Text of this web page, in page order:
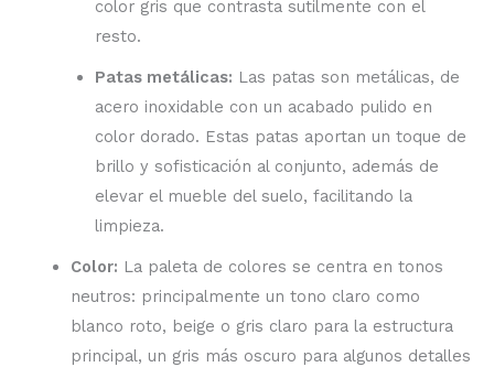
color gris que contrasta sutilmente con el
resto.
Patas metálicas: Las patas son metálicas, de
acero inoxidable con un acabado pulido en
color dorado. Estas patas aportan un toque de
brillo y sofisticación al conjunto, además de
elevar el mueble del suelo, facilitando la
limpieza.
Color: La paleta de colores se centra en tonos
neutros: principalmente un tono claro como
blanco roto, beige o gris claro para la estructura
principal, un gris más oscuro para algunos detalles